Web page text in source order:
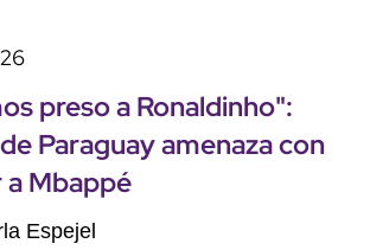
preso a Ronaldinho":
Paraguay amenaza con
Mbappé
Espejel